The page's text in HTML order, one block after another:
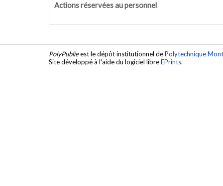
Actions réservées au personnel
PolyPublieest le dépôt institutionnel dePolytechnique
Site développé à l'aide du logiciel libreEPrints.